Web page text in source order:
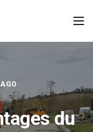
du